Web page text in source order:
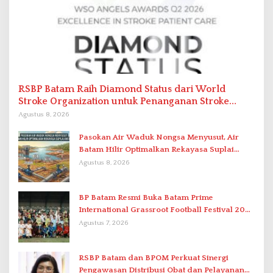
RSBP Batam Raih Diamond Status dari World
Stroke Organization untuk Penanganan Stroke
Berstandar Internasional
Agustus 8, 2026
Pasokan Air Waduk Nongsa Menyusut, Air
Batam Hilir Optimalkan Rekayasa Suplai
Antar-IPAM
Agustus 8, 2026
BP Batam Resmi Buka Batam Prime
International Grassroot Football Festival 2026
di Stadion Temenggung Abdul Jamal
Agustus 7, 2026
RSBP Batam dan BPOM Perkuat Sinergi
Pengawasan Distribusi Obat dan Pelayanan